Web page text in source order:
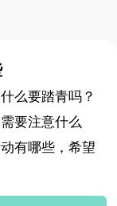
么要踏青吗？
要注意什么
有哪些，希望